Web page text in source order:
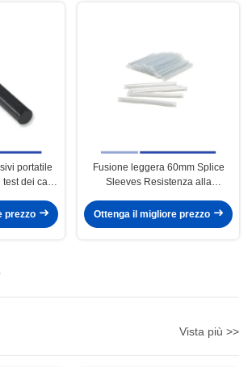
portatile
dei cavi
prezzo
Fusione leggera 60mm Splice
Sleeves Resistenza alla
Ottenga il migliore prezzo
Vista più >>